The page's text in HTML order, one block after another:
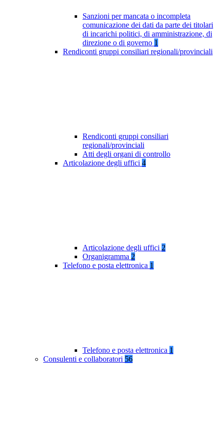
Sanzioni per mancata o incompleta
comunicazione dei dati da parte dei titolari
di incarichi politici, di amministrazione, di
direzione o di governo 1
Rendiconti gruppi consiliari regionali/provinciali
Rendiconti gruppi consiliari
regionali/provinciali
Atti degli organi di controllo
Articolazione degli uffici 4
Articolazione degli uffici 2
Organigramma 2
Telefono e posta elettronica 1
Telefono e posta elettronica 1
Consulenti e collaboratori 56